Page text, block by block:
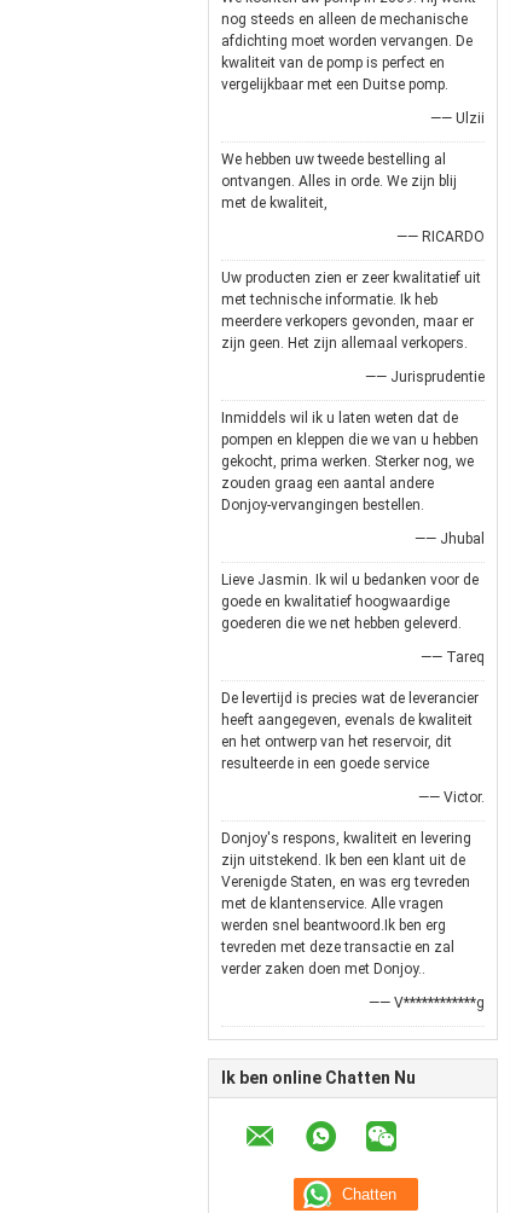
nog steeds en alleen de mechanische
afdichting moet worden vervangen. De
kwaliteit van de pomp is perfect en
vergelijkbaar met een Duitse pomp.
—— Ulzii
We hebben uw tweede bestelling al
ontvangen. Alles in orde. We zijn blij
met de kwaliteit,
—— RICARDO
Uw producten zien er zeer kwalitatief uit
met technische informatie. Ik heb
meerdere verkopers gevonden, maar er
zijn geen. Het zijn allemaal verkopers.
—— Jurisprudentie
Inmiddels wil ik u laten weten dat de
pompen en kleppen die we van u hebben
gekocht, prima werken. Sterker nog, we
zouden graag een aantal andere
Donjoy-vervangingen bestellen.
—— Jhubal
Lieve Jasmin. Ik wil u bedanken voor de
goede en kwalitatief hoogwaardige
goederen die we net hebben geleverd.
—— Tareq
De levertijd is precies wat de leverancier
heeft aangegeven, evenals de kwaliteit
en het ontwerp van het reservoir, dit
resulteerde in een goede service
—— Victor.
Donjoy's respons, kwaliteit en levering
zijn uitstekend. Ik ben een klant uit de
Verenigde Staten, en was erg tevreden
met de klantenservice. Alle vragen
werden snel beantwoord.Ik ben erg
tevreden met deze transactie en zal
verder zaken doen met Donjoy..
—— V************g
Ik ben online Chatten Nu